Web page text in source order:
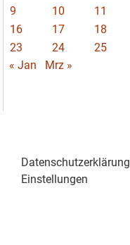
9
10 11
16
17 18
23
24 25
« Jan
Mrz »
Datenschutzerklärung
Einstellungen